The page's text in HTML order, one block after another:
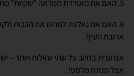
5. האם את מוטרדת ממראה "שקיות" מתחת לעיניים?
6. האם את נאלצת למרוט את הגבות
ארובת העין?
אם ענית בחיוב על שתי שאלות ויותר –
אצל מנתח פלסטי.